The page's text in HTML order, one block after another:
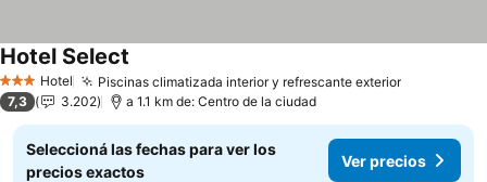
3 Estrellas
Hotel Piscinas climatizada interior y refrescante exterior
Hotel Select
7,3 3.202 a 1.1 km de: Centro de la ciudad
Seleccioná las fechas para ver los
precios exactos
Ver precios